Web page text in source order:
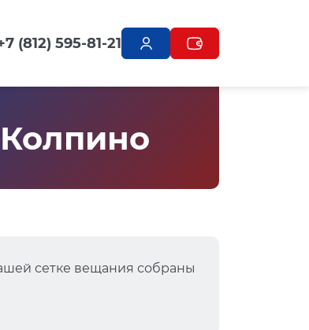
(812) 595-81-21
сетке вещания собраны